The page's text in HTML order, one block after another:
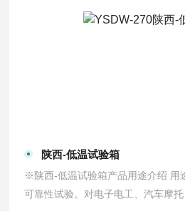
陕西-低温试验箱
※陕西-低温试验箱产品用途介绍 用
可靠性试验。对电子电工、汽车摩托